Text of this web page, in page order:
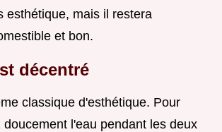
esthétique, mais il restera
et bon.
décentré
classique d'esthétique. Pour
doucement l'eau pendant les deux